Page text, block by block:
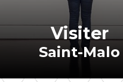
Visiter
Saint-Malo